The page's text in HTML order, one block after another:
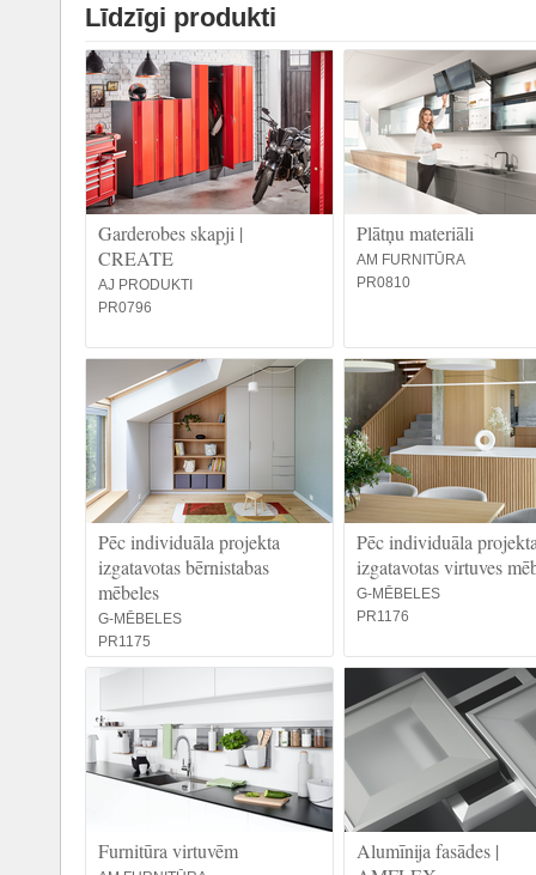
Līdzīgi produkti
Garderobes skapji |
CREATE
AJ PRODUKTI
PR0796
Plātņu materiāli
AM FURNITŪRA
PR0810
Pēc individuāla projekta
izgatavotas bērnistabas
mēbeles
G-MĒBELES
PR1175
Pēc individuāla
izgatavotas virtuves
G-MĒBELES
PR1176
Furnitūra virtuvēm
Alumīnija fasādes |